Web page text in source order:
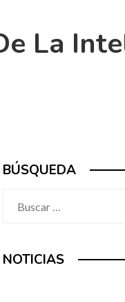
La
BÚSQUEDA
NOTICIAS